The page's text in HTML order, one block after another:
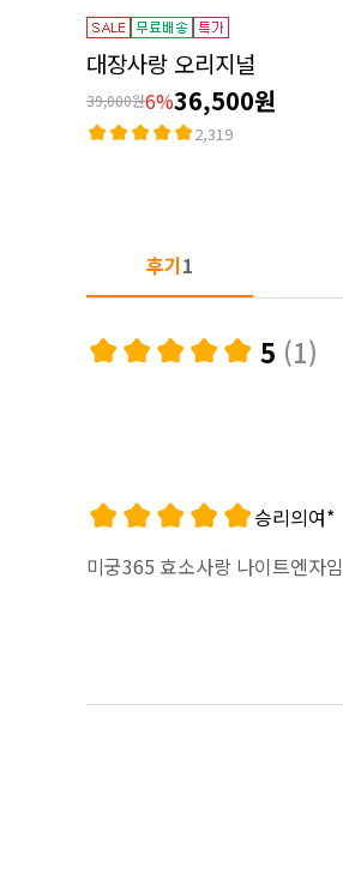
대장사랑 오리지널
39,000원6%36,500원
2,319
후기1
5 (1)
승리의여*
미궁365 효소사랑 나이트엔자임